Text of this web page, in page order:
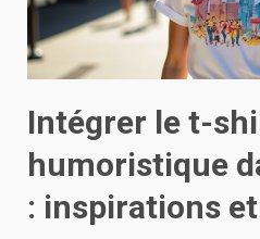
Intégrer le t-
humoristique
: inspirations